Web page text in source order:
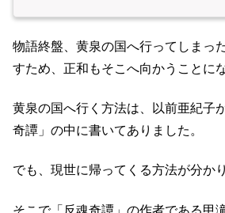
物語終盤、黄泉の国へ行ってしまっ
すため、正和もそこへ向かうことに
黄泉の国へ行く方法は、以前亜紀子
奇譚」の中に書いてありました。
でも、現世に帰ってくる方法が分か
そこで「反魂奇譚」の作者である甲